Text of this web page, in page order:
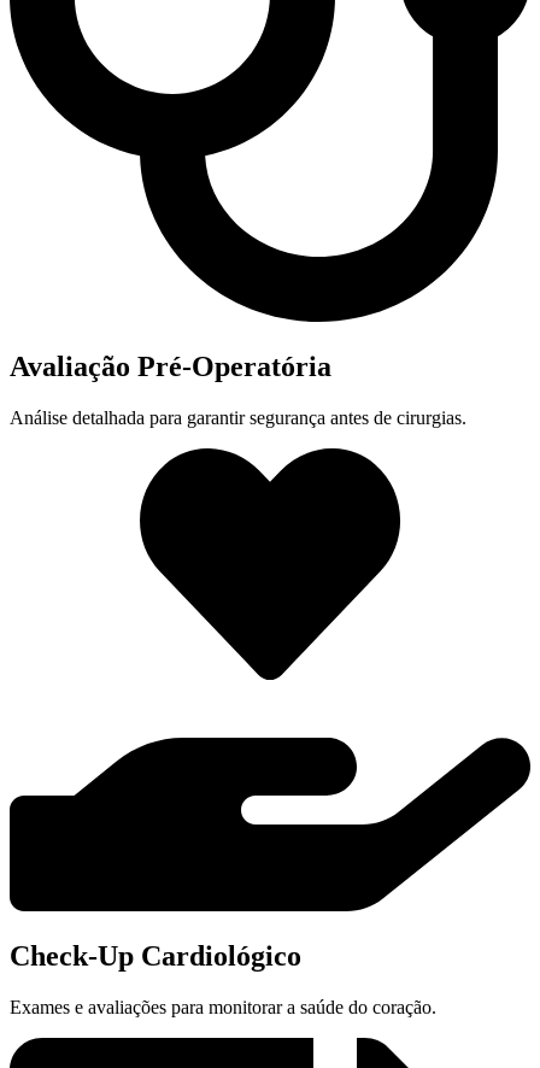
Avaliação Pré-Operatória
Análise detalhada para garantir segurança antes de cirurgias.
Check-Up Cardiológico
Exames e avaliações para monitorar a saúde do coração.